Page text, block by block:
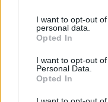
not limited to your visit
grant or deny consent
use your data for
consent section.
I want to opt-out
personal data.
Opted In
I want to opt-out
Personal Data.
Opted In
részletes
legfontosabb
Loaded:
21.86%
Nemrégiben